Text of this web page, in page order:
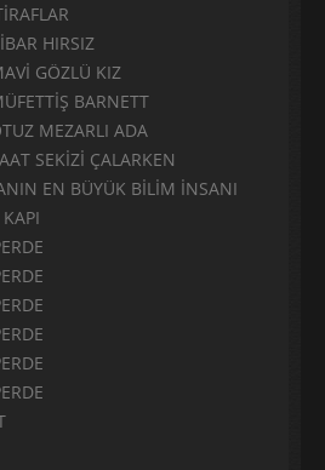
HIRSIZ
GÖZLÜ KIZ
BARNETT
MEZARLI ADA
SEKİZİ ÇALARKEN
EN BÜYÜK BİLİM İNSANI